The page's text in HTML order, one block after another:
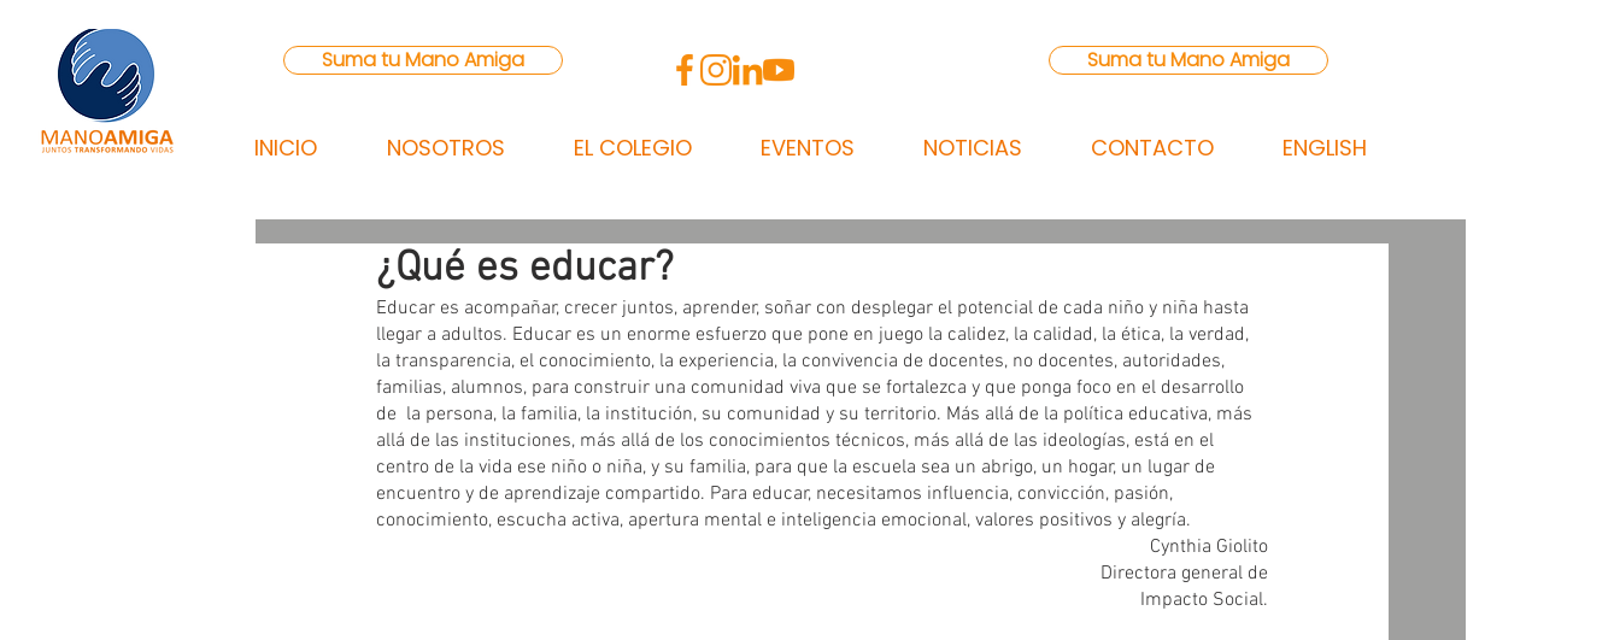
Suma tu Mano Amiga Suma tu Mano Amiga
INICIO NOSOTROS EL COLEGIO EVENTOS NOTICIAS CONTACTO ENGLISH
¿Qué es educar?
Educar es acompañar, crecer juntos, aprender, soñar con desplegar el potencial de cada niño y niña hasta
llegar a adultos. Educar es un enorme esfuerzo que pone en juego la calidez, la calidad, la ética, la verdad,
la transparencia, el conocimiento, la experiencia, la convivencia de docentes, no docentes, autoridades,
familias, alumnos, para construir una comunidad viva que se fortalezca y que ponga foco en el desarrollo
de  la persona, la familia, la institución, su comunidad y su territorio. Más allá de la política educativa, más
allá de las instituciones, más allá de los conocimientos técnicos, más allá de las ideologías, está en el
centro de la vida ese niño o niña, y su familia, para que la escuela sea un abrigo, un hogar, un lugar de
encuentro y de aprendizaje compartido. Para educar, necesitamos influencia, convicción, pasión,
conocimiento, escucha activa, apertura mental e inteligencia emocional, valores positivos y alegría.
	Cynthia Giolito
Directora general de
Impacto Social.